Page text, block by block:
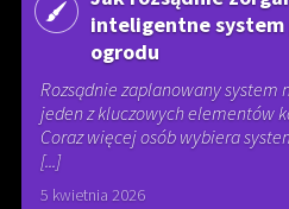
inteligentne system
ogrodu
Rozsądnie zaplanowany system
jeden z kluczowych elementów
Coraz więcej osób wybiera
[...]
5 kwietnia 2026